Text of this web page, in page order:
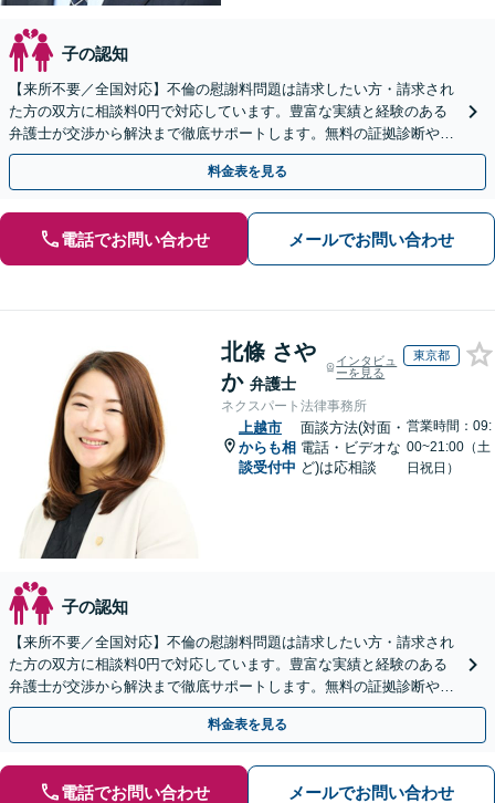
子の認知
【来所不要／全国対応】不倫の慰謝料問題は請求したい方・請求され
た方の双方に相談料0円で対応しています。豊富な実績と経験のある
弁護士が交渉から解決まで徹底サポートします。無料の証拠診断や着
手金の返還保証もありますので安心してご相談ください。
料金表を見る
電話でお問い合わせ メールでお問い合わせ
北條 さや
か 弁護士
インタビュ
ーを見る
東京都
ネクスパート法律事務所
上越市
からも相
談受付中
面談方法(対面・
電話・ビデオな
ど)は応相談
営業時間：09:
00~21:00（土
日祝日）
子の認知
【来所不要／全国対応】不倫の慰謝料問題は請求したい方・請求され
た方の双方に相談料0円で対応しています。豊富な実績と経験のある
弁護士が交渉から解決まで徹底サポートします。無料の証拠診断や着
手金の返還保証もありますので安心してご相談ください。
料金表を見る
電話でお問い合わせ メールでお問い合わせ